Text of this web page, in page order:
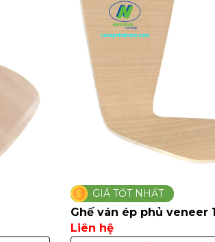
GIÁ TỐT NHẤT
Ghế uốn cong dán
Liên hệ